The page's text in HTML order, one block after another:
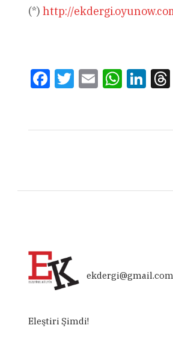
(*) http://
FacebookTwitterEmail WhatsApp
ekdergi@gmail.com
Eleştiri Şimdi!